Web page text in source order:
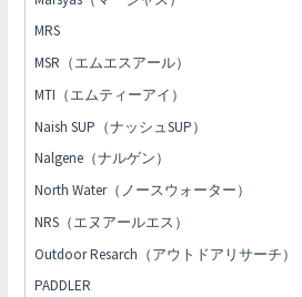
MRS
MSR（エムエスアール）
MTI（エムティーアイ）
Naish SUP（ナッシュSUP）
Nalgene（ナルゲン）
North Water（ノースウォーター）
NRS（エヌアールエス）
Outdoor Resarch（アウトドアリサーチ）
PADDLER